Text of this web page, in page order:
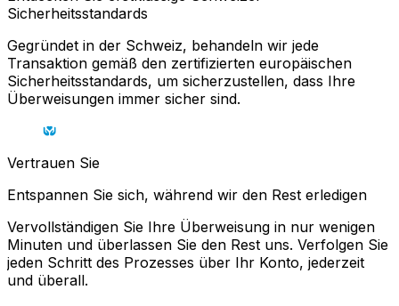
Sicherheitsstandards
Gegründet in der Schweiz, behandeln wir jede
Transaktion gemäß den zertifizierten europäischen
Sicherheitsstandards, um sicherzustellen, dass Ihre
Überweisungen immer sicher sind.
Vertrauen Sie
Entspannen Sie sich, während wir den Rest erledigen
Vervollständigen Sie Ihre Überweisung in nur wenigen
Minuten und überlassen Sie den Rest uns. Verfolgen Sie
jeden Schritt des Prozesses über Ihr Konto, jederzeit
und überall.